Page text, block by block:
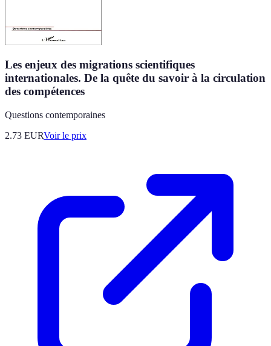
Les enjeux des migrations scientifiques
internationales. De la quête du savoir à la circulation
des compétences
Questions contemporaines
2.73 EURVoir le prix